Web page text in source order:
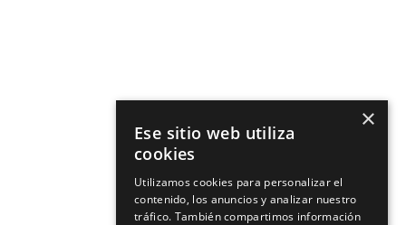
×
Ese sitio web utiliza
cookies
Utilizamos cookies para personalizar el
contenido, los anuncios y analizar nuestro
tráfico. También compartimos información